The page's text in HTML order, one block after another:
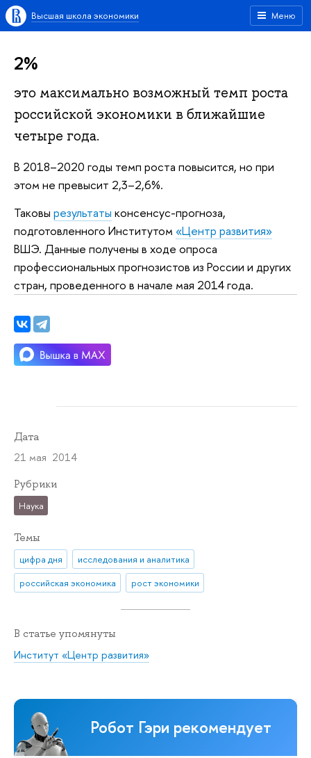
Меню
Высшая школа экономики
2%
это максимально возможный темп роста
российской экономики в ближайшие
четыре года.
В 2018–2020 годы темп роста повысится, но при
этом не превысит 2,3–2,6%.
Таковы результаты консенсус-прогноза,
подготовленного Институтом «Центр развития»
ВШЭ. Данные получены в ходе опроса
профессиональных прогнозистов из России и других
стран, проведенного в начале мая 2014 года.
Дата
21 мая 2014
Рубрики
Наука
Темы
цифра дня
исследования и аналитика
российская экономика
рост экономики
В статье упомянуты
Институт «Центр развития»
Робот Гэри рекомендует